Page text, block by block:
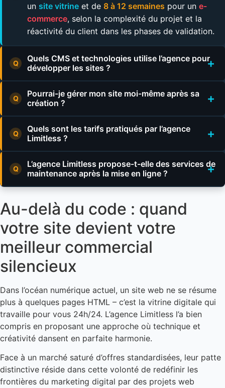
un site vitrine et de 8 à 12 semaines pour un e-
commerce, selon la complexité du projet et la
réactivité du client dans les phases de validation.
Quels CMS et technologies utilise l’agence pour
développer les sites ?
L’agence Limitless utilise principalement
les sites vitrines et blogs, ainsi queWordPress +
WooCommerce
expertise technique leur permet également de développer
desfonctionnalités sur-mesure
selon les besoins
spécifiques de chaque projet.
Pourrai-je gérer mon site moi-même après sa
création ?
Oui
interfaces d’administration intuitiveset propose des
formations adaptées
contenus en toute autonomie. Des manuels d’utilisation
sont également fournis, et l’équipe reste disponible pour
répondre à vos questions.
Quels sont les tarifs pratiqués par l’agence
Limitless ?
Les tarifs sont établis sur
de site, sa complexité et les fonctionnalités requises.
D’après l’analyse comparative du secteur, les sites vitrines
autour de5000€, et les projets complexes peuvent
atteindre plusieurs dizaines de milliers d’euros.
L’agence Limitless propose-t-elle des services de
maintenance après la mise en ligne ?
Oui, l’agence propose différentesformules de
maintenanceincluant les mises à jour techniques, les
correctifs de sécurité, le support et l’évolution du site. Ces
contrats sont modulables selon vos besoins, de la simple
surveillance technique à l’accompagnement stratégique
complet.
Au-delà du code : quand
votre site devient votre
meilleur commercial
silencieux
Dans l’océan numérique actuel, un site web ne se résume
plus à quelques pages HTML – c’est la vitrine digitale qui
travaille pour vous 24h/24. L’agence Limitless l’a bien
compris en proposant une approche où technique et
créativité dansent en parfaite harmonie.
Face à un marché saturé d’offres standardisées, leur patte
distinctive réside dans cette volonté de redéfinir les
frontières du marketing digital par des projets web